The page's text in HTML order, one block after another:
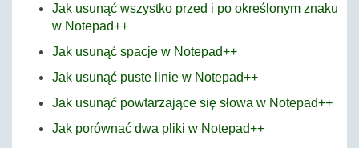
Jak usunąć wszystko przed i po określonym znaku
w Notepad++
Jak usunąć spacje w Notepad++
Jak usunąć puste linie w Notepad++
Jak usunąć powtarzające się słowa w Notepad++
Jak porównać dwa pliki w Notepad++